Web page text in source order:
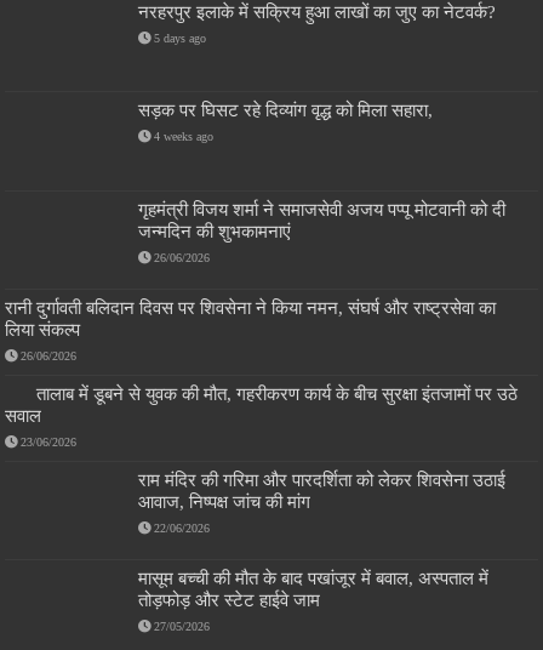
नरहरपुर इलाके में सक्रिय हुआ लाखों का जुए का नेटवर्क?
5 days ago
सड़क पर घिसट रहे दिव्यांग वृद्ध को मिला सहारा,
4 weeks ago
गृहमंत्री विजय शर्मा ने समाजसेवी अजय पप्पू मोटवानी को दी
जन्मदिन की शुभकामनाएं
26/06/2026
रानी दुर्गावती बलिदान दिवस पर शिवसेना ने किया नमन, संघर्ष और राष्ट्रसेवा का
लिया संकल्प
26/06/2026
तालाब में डूबने से युवक की मौत, गहरीकरण कार्य के बीच सुरक्षा इंतजामों पर उठे
सवाल
23/06/2026
राम मंदिर की गरिमा और पारदर्शिता को लेकर शिवसेना उठाई
आवाज, निष्पक्ष जांच की मांग
22/06/2026
मासूम बच्ची की मौत के बाद पखांजूर में बवाल, अस्पताल में
तोड़फोड़ और स्टेट हाईवे जाम
27/05/2026